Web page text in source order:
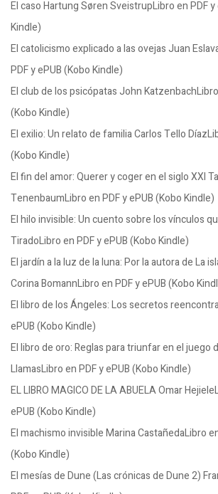
El caso Hartung Søren SveistrupLibro en PDF y
Kindle)
El catolicismo explicado a las ovejas Juan
PDF y ePUB (Kobo Kindle)
El club de los psicópatas John
(Kobo Kindle)
El exilio: Un relato de familia Carlos Tello
(Kobo Kindle)
El fin del amor: Querer y coger en el siglo XXI
TenenbaumLibro en PDF y ePUB (Kobo Kindle)
El hilo invisible: Un cuento sobre los vínculos
TiradoLibro en PDF y ePUB (Kobo Kindle)
El jardín a la luz de la luna: Por la autora de La
Corina BomannLibro en PDF y ePUB (Kobo
El libro de los Ángeles: Los secretos
ePUB (Kobo Kindle)
El libro de oro: Reglas para triunfar en el juego
LlamasLibro en PDF y ePUB (Kobo Kindle)
EL LIBRO MAGICO DE LA ABUELA Omar
ePUB (Kobo Kindle)
El machismo invisible Marina CastañedaLibro
(Kobo Kindle)
El mesías de Dune (Las crónicas de Dune 2)